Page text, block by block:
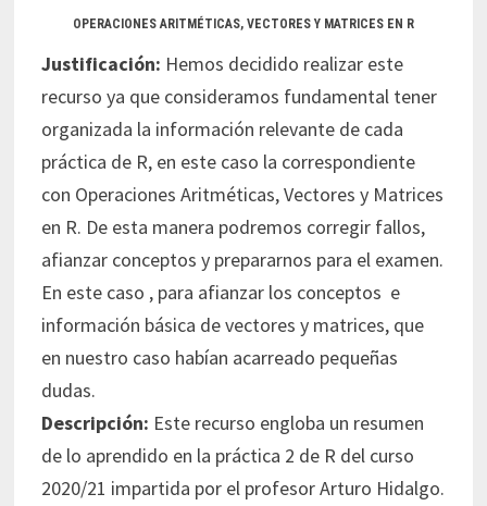
OPERACIONES ARITMÉTICAS, VECTORES Y MATRICES EN R
Justificación: Hemos decidido realizar este
recurso ya que consideramos fundamental tener
organizada la información relevante de cada
práctica de R, en este caso la correspondiente
con Operaciones Aritméticas, Vectores y Matrices
en R. De esta manera podremos corregir fallos,
afianzar conceptos y prepararnos para el examen.
En este caso , para afianzar los conceptos e
información básica de vectores y matrices, que
en nuestro caso habían acarreado pequeñas
dudas.
Descripción: Este recurso engloba un resumen
de lo aprendido en la práctica 2 de R del curso
2020/21 impartida por el profesor Arturo Hidalgo.